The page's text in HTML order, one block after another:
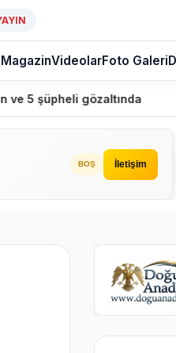
MagazinVideolarFoto Galeri
ABD,
BOŞ İletişim